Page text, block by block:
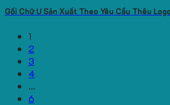
Gối Chữ U Sản Xuất Theo Yêu Cầu Thêu
1
2
3
4
…
6